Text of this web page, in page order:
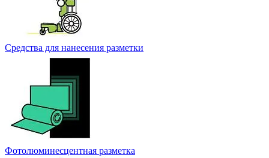
Средства для нанесения разметки
Фотолюминесцентная разметка